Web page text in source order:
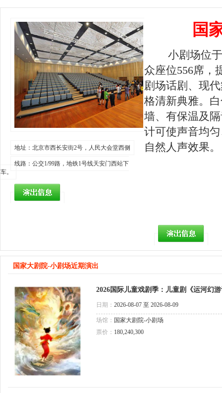
地址：北京市西长安街2号，人民大会堂西侧
线路：公交1/99路，地铁1号线天安门西站下
车。
国
小剧场位于
众座位556席，
剧场话剧、现
格清新典雅。
墙、有保温及
计可使声音均
自然人声效果。
国家大剧院-小剧场近期演出
2026国际儿童戏剧季：儿童剧《运河幻
日期： 2026-08-07 至 2026-08-09
场馆： 国家大剧院-小剧场
票价： 180,240,300